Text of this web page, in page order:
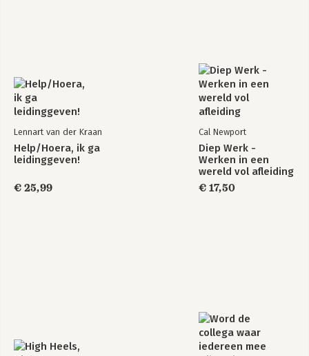
Lennart van der Kraan
Help/Hoera, ik ga
leidinggeven!
€ 25,99
Cal Newport
Diep Werk -
Werken in een
wereld vol afleiding
€ 17,50